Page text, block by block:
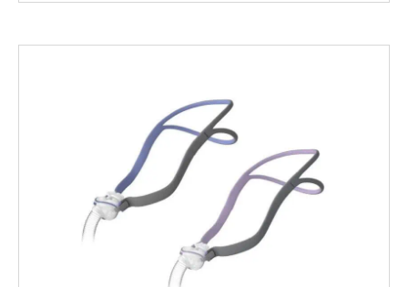
brutto
wariantów.
stronie
produktu